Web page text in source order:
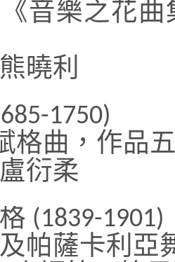
《音樂之花
曉利
1750)
格曲，作品
衍柔
(1839-1901)
帕薩卡利亞